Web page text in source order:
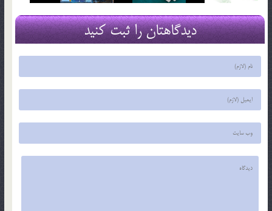
دیدگاهتان را ثبت کنید